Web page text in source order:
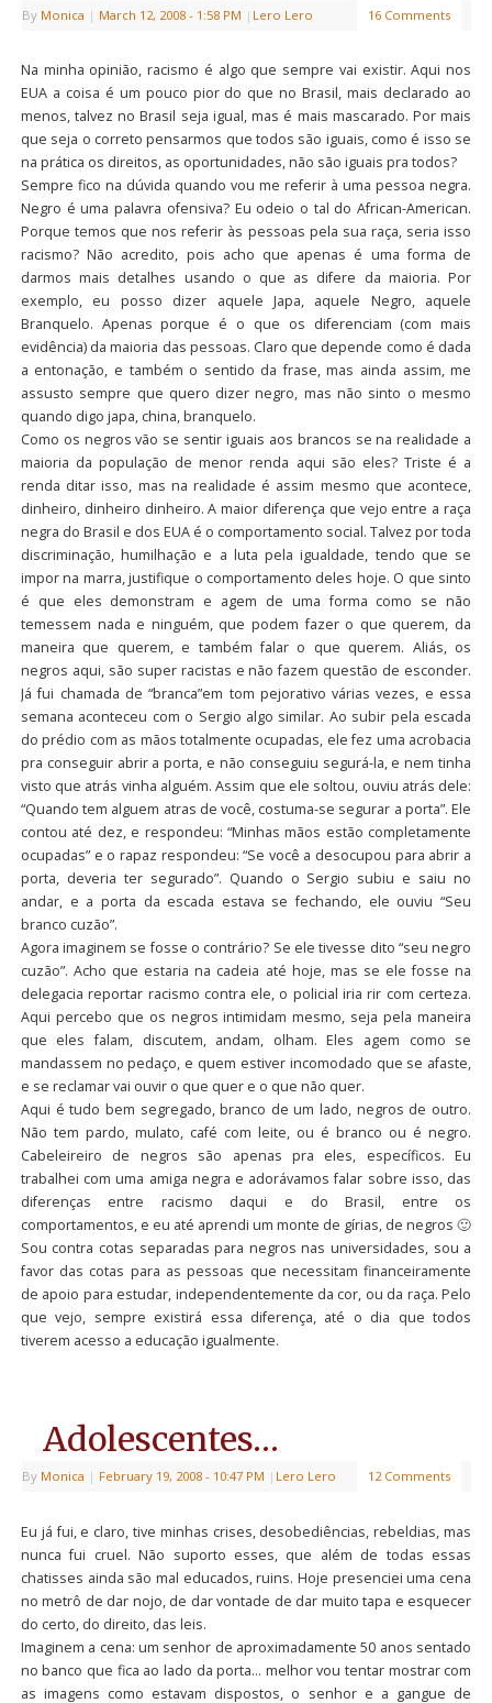
By Monica | March 12, 2008 - 1:58 PM | Lero Lero 16 Comments
Na minha opinião, racismo é algo que sempre vai existir. Aqui nos
EUA a coisa é um pouco pior do que no Brasil, mais declarado ao
menos, talvez no Brasil seja igual, mas é mais mascarado. Por mais
que seja o correto pensarmos que todos são iguais, como é isso se
na prática os direitos, as oportunidades, não são iguais pra todos?
Sempre fico na dúvida quando vou me referir à uma pessoa negra.
Negro é uma palavra ofensiva? Eu odeio o tal do African-American.
Porque temos que nos referir às pessoas pela sua raça, seria isso
racismo? Não acredito, pois acho que apenas é uma forma de
darmos mais detalhes usando o que as difere da maioria. Por
exemplo, eu posso dizer aquele Japa, aquele Negro, aquele
Branquelo. Apenas porque é o que os diferenciam (com mais
evidência) da maioria das pessoas. Claro que depende como é dada
a entonação, e também o sentido da frase, mas ainda assim, me
assusto sempre que quero dizer negro, mas não sinto o mesmo
quando digo japa, china, branquelo.
Como os negros vão se sentir iguais aos brancos se na realidade a
maioria da população de menor renda aqui são eles? Triste é a
renda ditar isso, mas na realidade é assim mesmo que acontece,
dinheiro, dinheiro dinheiro. A maior diferença que vejo entre a raça
negra do Brasil e dos EUA é o comportamento social. Talvez por toda
discriminação, humilhação e a luta pela igualdade, tendo que se
impor na marra, justifique o comportamento deles hoje. O que sinto
é que eles demonstram e agem de uma forma como se não
temessem nada e ninguém, que podem fazer o que querem, da
maneira que querem, e também falar o que querem. Aliás, os
negros aqui, são super racistas e não fazem questão de esconder.
Já fui chamada de “branca”em tom pejorativo várias vezes, e essa
semana aconteceu com o Sergio algo similar. Ao subir pela escada
do prédio com as mãos totalmente ocupadas, ele fez uma acrobacia
pra conseguir abrir a porta, e não conseguiu segurá-la, e nem tinha
visto que atrás vinha alguém. Assim que ele soltou, ouviu atrás dele:
“Quando tem alguem atras de você, costuma-se segurar a porta”. Ele
contou até dez, e respondeu: “Minhas mãos estão completamente
ocupadas” e o rapaz respondeu: “Se você a desocupou para abrir a
porta, deveria ter segurado”. Quando o Sergio subiu e saiu no
andar, e a porta da escada estava se fechando, ele ouviu “Seu
branco cuzão”.
Agora imaginem se fosse o contrário? Se ele tivesse dito “seu negro
cuzão”. Acho que estaria na cadeia até hoje, mas se ele fosse na
delegacia reportar racismo contra ele, o policial iria rir com certeza.
Aqui percebo que os negros intimidam mesmo, seja pela maneira
que eles falam, discutem, andam, olham. Eles agem como se
mandassem no pedaço, e quem estiver incomodado que se afaste,
e se reclamar vai ouvir o que quer e o que não quer.
Aqui é tudo bem segregado, branco de um lado, negros de outro.
Não tem pardo, mulato, café com leite, ou é branco ou é negro.
Cabeleireiro de negros são apenas pra eles, específicos. Eu
trabalhei com uma amiga negra e adorávamos falar sobre isso, das
diferenças entre racismo daqui e do Brasil, entre os
comportamentos, e eu até aprendi um monte de gírias, de negros 🙂
Sou contra cotas separadas para negros nas universidades, sou a
favor das cotas para as pessoas que necessitam financeiramente
de apoio para estudar, independentemente da cor, ou da raça. Pelo
que vejo, sempre existirá essa diferença, até o dia que todos
tiverem acesso a educação igualmente.
Adolescentes…
By Monica | February 19, 2008 - 10:47 PM | Lero Lero 12 Comments
Eu já fui, e claro, tive minhas crises, desobediências, rebeldias, mas
nunca fui cruel. Não suporto esses, que além de todas essas
chatisses ainda são mal educados, ruins. Hoje presenciei uma cena
no metrô de dar nojo, de dar vontade de dar muito tapa e esquecer
do certo, do direito, das leis.
Imaginem a cena: um senhor de aproximadamente 50 anos sentado
no banco que fica ao lado da porta… melhor vou tentar mostrar com
as imagens como estavam dispostos, o senhor e a gangue de